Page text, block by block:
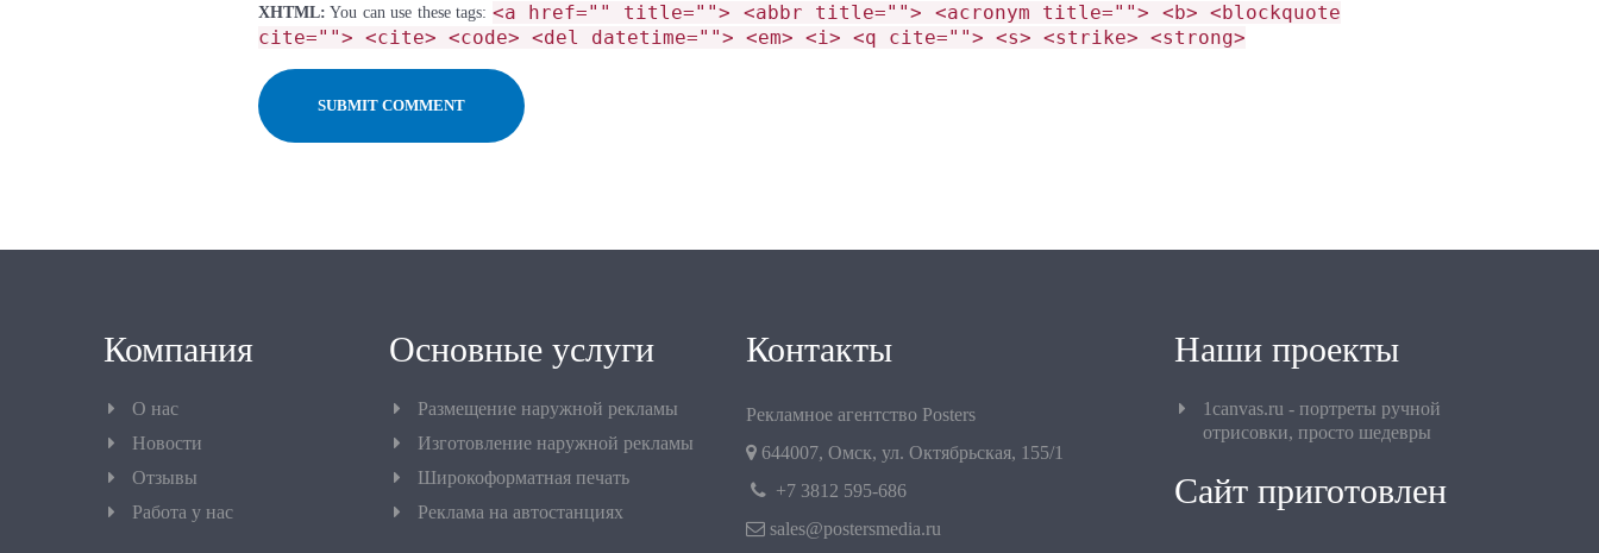
XHTML: You can use these tags: <a href="" title=""> <abbr title=""> <acronym title=""> <b> <blockquote
cite=""> <cite> <code> <del datetime=""> <em> <i> <q cite=""> <s> <strike> <strong>
Компания
О нас
Новости
Отзывы
Работа у нас
Основные услуги
Размещение наружной рекламы
Изготовление наружной рекламы
Широкоформатная печать
Реклама на автостанциях
Контакты
Рекламное агентство Posters
644007, Омск, ул. Октябрьская, 155/1
+7 3812 595-686
sales@postersmedia.ru
Наши проекты
1canvas.ru - портреты ручной
отрисовки, просто шедевры
Сайт приготовлен